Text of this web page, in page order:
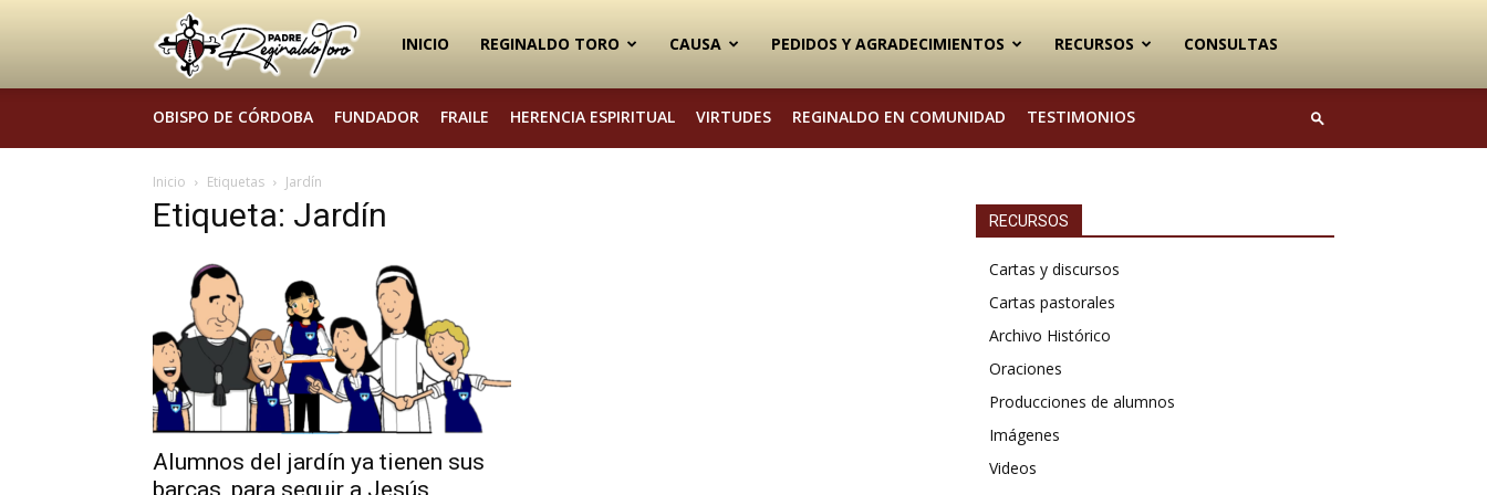
Padre
Toro
INICIO REGINALDO TORO CAUSA PEDIDOS Y AGRADECIMIENTOS RECURSOS CONSULTAS
OBISPO DE CÓRDOBA FUNDADOR FRAILE HERENCIA ESPIRITUAL VIRTUDES REGINALDO EN COMUNIDAD TESTIMONIOS
Inicio Etiquetas Jardín
Etiqueta: Jardín
Alumnos del jardín ya tienen sus
barcas, para seguir a Jesús
RECURSOS
Cartas y discursos
Cartas pastorales
Archivo Histórico
Oraciones
Producciones de alumnos
Imágenes
Videos